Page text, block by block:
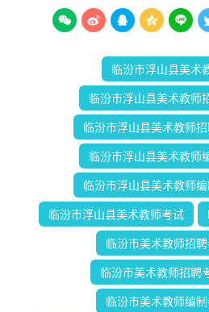
    
临汾市浮山县美术
临汾市浮山县美术教师
临汾市浮山县美术教师
临汾市浮山县美术教师
临汾市浮山县美术教师
临汾市浮山县美术教师考试
临汾市美术教师招
临汾市美术教师招聘
临汾市美术教师编